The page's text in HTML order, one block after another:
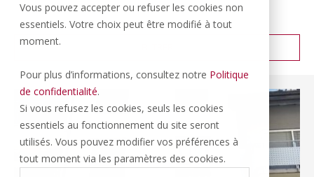
Vous pouvez accepter ou refuser les cookies non
essentiels. Votre choix peut être modifié à tout
moment.
Pour plus d’informations, consultez notre Politique
de confidentialité.
Si vous refusez les cookies, seuls les cookies
essentiels au fonctionnement du site seront
utilisés. Vous pouvez modifier vos préférences à
tout moment via les paramètres des cookies.
TRIER PAR : PRIX CROISSANT